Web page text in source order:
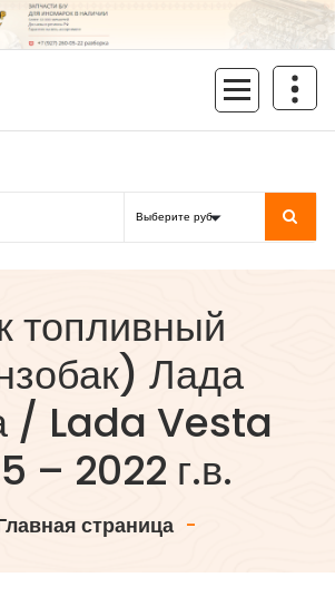
топливный
Лада
/ Lada Vesta
– 2022 г.в.
страница-